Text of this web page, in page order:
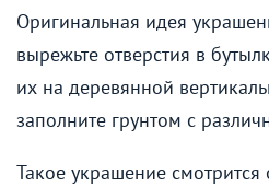
Оригинальная идея
вырежьте отверстия в
их на деревянной
заполните грунтом с
Такое украшение